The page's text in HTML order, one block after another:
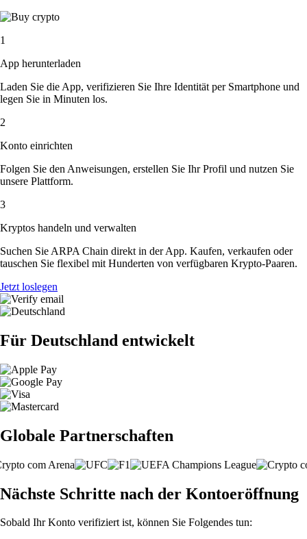
1
App herunterladen
Laden Sie die App, verifizieren Sie Ihre Identität per Smartphone und
legen Sie in Minuten los.
2
Konto einrichten
Folgen Sie den Anweisungen, erstellen Sie Ihr Profil und nutzen Sie
unsere Plattform.
3
Kryptos handeln und verwalten
Suchen Sie ARPA Chain direkt in der App. Kaufen, verkaufen oder
tauschen Sie flexibel mit Hunderten von verfügbaren Krypto-Paaren.
Jetzt loslegen
Für Deutschland entwickelt
Globale Partnerschaften
Nächste Schritte nach der Kontoeröffnung
Sobald Ihr Konto verifiziert ist, können Sie Folgendes tun: